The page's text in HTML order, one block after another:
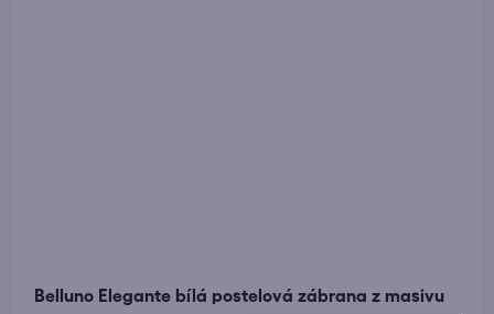
Belluno Elegante bílá postelová zábrana z masivu